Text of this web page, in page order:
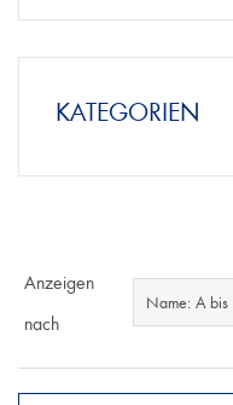
KATEGORIEN
Anzeigen
nach
Name: A bis